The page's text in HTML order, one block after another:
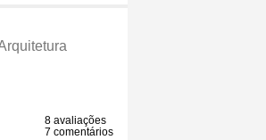
8 avaliações
7 comentários